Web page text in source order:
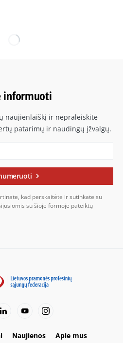
informuoti
naujienlaiškį ir nepraleiskite
patarimų ir naudingų įžvalgų.
kad perskaitėte ir sutinkate su
su šioje formoje pateiktų
Naujienos Apie mus